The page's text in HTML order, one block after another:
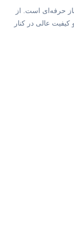
حرفه‌ای است. از
عالی در کنار